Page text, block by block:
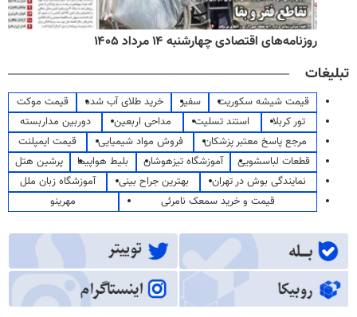
روزنامه‌های اقتصادی چهارشنبه ۱۴ مرداد ۱۴۰۵
تبلیغات
قیمت شیشه سکوریت سفیر خرید طلای آب شده
قیمت موکت
تور کربلا
استند تسلیت مداحی اربعین
دوربین مداربسته
مرجع پاسخ معتبر پزشکان
فروش مواد شیمیایی
قیمت ایمپلنت
قطعات لباسشویی
آموزشگاه تیزهوشان بلیط هواپیما
پرشین هتل
نمایندگی بوش در تهران
بهترین جراح بینی
آموزشگاه زبان ملل
قیمت و خرید سمعک نامرئی
مهرینو